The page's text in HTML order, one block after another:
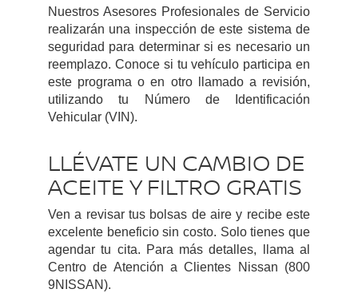
Nuestros Asesores Profesionales de Servicio
realizarán una inspección de este sistema de
seguridad para determinar si es necesario un
reemplazo. Conoce si tu vehículo participa en
este programa o en otro llamado a revisión,
utilizando tu Número de Identificación
Vehicular (VIN).
LLÉVATE UN CAMBIO DE
ACEITE Y FILTRO GRATIS
Ven a revisar tus bolsas de aire y recibe este
excelente beneficio sin costo. Solo tienes que
agendar tu cita. Para más detalles, llama al
Centro de Atención a Clientes Nissan (800
9NISSAN).